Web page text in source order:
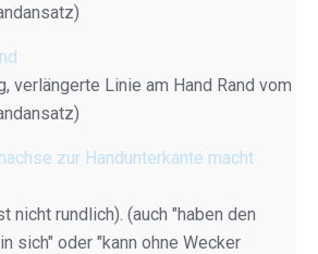
verlängerte Linie am Hand Rand vom
zur Handunterkante macht
nicht rundlich). (auch "haben den
sich" oder "kann ohne Wecker